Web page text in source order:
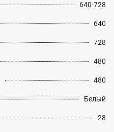
640-728
640
728
480
480
Белый
28